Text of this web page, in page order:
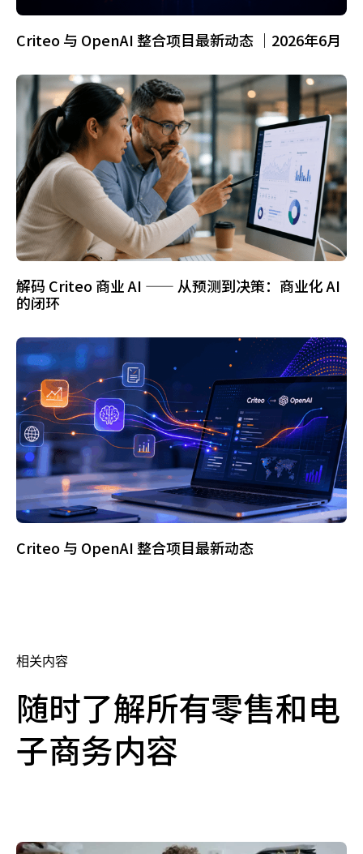
Criteo 与 OpenAI 整合项目最新动态 ｜2026年6月
解码 Criteo 商业 AI —— 从预测到决策：商业化 AI
的闭环
Criteo 与 OpenAI 整合项目最新动态
相关内容
随时了解所有零售和电
子商务内容